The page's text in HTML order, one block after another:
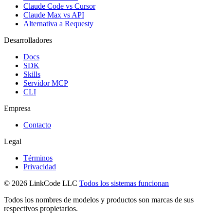
Claude Code vs Cursor
Claude Max vs API
Alternativa a Requesty
Desarrolladores
Docs
SDK
Skills
Servidor MCP
CLI
Empresa
Contacto
Legal
Términos
Privacidad
© 2026 LinkCode LLC Todos los sistemas funcionan
Todos los nombres de modelos y productos son marcas de sus
respectivos propietarios.